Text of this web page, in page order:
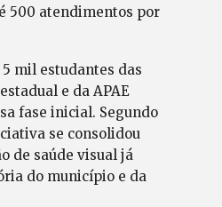
500 atendimentos por
mil estudantes das
e da APAE
fase inicial. Segundo
se consolidou
de saúde visual já
do município e da